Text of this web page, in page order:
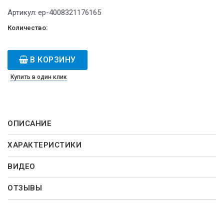
Артикул: ep-4008321176165
Количество:
В КОРЗИНУ
Купить в один клик
ОПИСАНИЕ
ХАРАКТЕРИСТИКИ
ВИДЕО
ОТЗЫВЫ